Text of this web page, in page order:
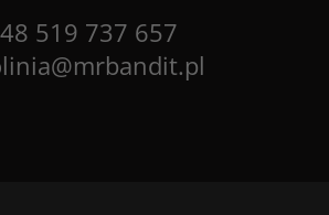
519 737 657